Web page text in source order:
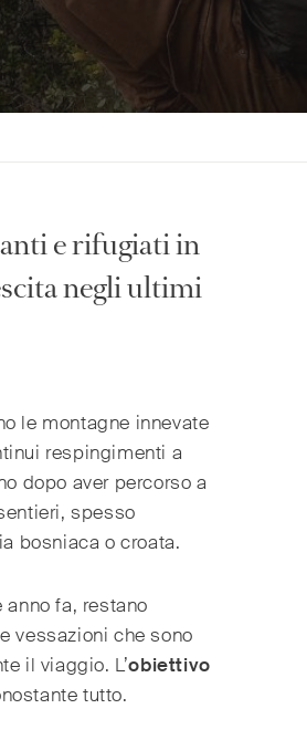
e rifugiati in
negli ultimi
le montagne innevate
respingimenti a
dopo aver percorso a
spesso
bosniaca o croata.
fa, restano
vessazioni che sono
il viaggio. L’obiettivo
tutto.